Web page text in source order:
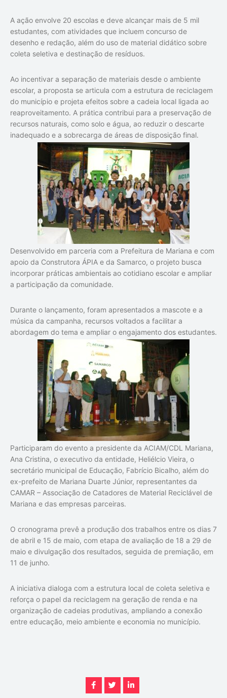
A ação envolve 20 escolas e deve alcançar mais de 5 mil
estudantes, com atividades que incluem concurso de
desenho e redação, além do uso de material didático sobre
coleta seletiva e destinação de resíduos.
Ao incentivar a separação de materiais desde o ambiente
escolar, a proposta se articula com a estrutura de reciclagem
do município e projeta efeitos sobre a cadeia local ligada ao
reaproveitamento. A prática contribui para a preservação de
recursos naturais, como solo e água, ao reduzir o descarte
inadequado e a sobrecarga de áreas de disposição final.
Desenvolvido em parceria com a Prefeitura de Mariana e com
apoio da Construtora ÁPIA e da Samarco, o projeto busca
incorporar práticas ambientais ao cotidiano escolar e ampliar
a participação da comunidade.
Durante o lançamento, foram apresentados a mascote e a
música da campanha, recursos voltados a facilitar a
abordagem do tema e ampliar o engajamento dos estudantes.
Participaram do evento a presidente da ACIAM/CDL Mariana,
Ana Cristina, o executivo da entidade, Heliélcio Vieira, o
secretário municipal de Educação, Fabrício Bicalho, além do
ex-prefeito de Mariana Duarte Júnior, representantes da
CAMAR – Associação de Catadores de Material Reciclável de
Mariana e das empresas parceiras.
O cronograma prevê a produção dos trabalhos entre os dias 7
de abril e 15 de maio, com etapa de avaliação de 18 a 29 de
maio e divulgação dos resultados, seguida de premiação, em
11 de junho.
A iniciativa dialoga com a estrutura local de coleta seletiva e
reforça o papel da reciclagem na geração de renda e na
organização de cadeias produtivas, ampliando a conexão
entre educação, meio ambiente e economia no município.